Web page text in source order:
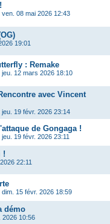
ven. 08 mai 2026 12:43
19:01
: Remake
jeu. 12 mars 2026 18:10
avec Vincent
jeu. 19 févr. 2026 23:14
de Gongaga !
jeu. 19 févr. 2026 23:11
!
22:11
dim. 15 févr. 2026 18:59
démo
2026 10:56